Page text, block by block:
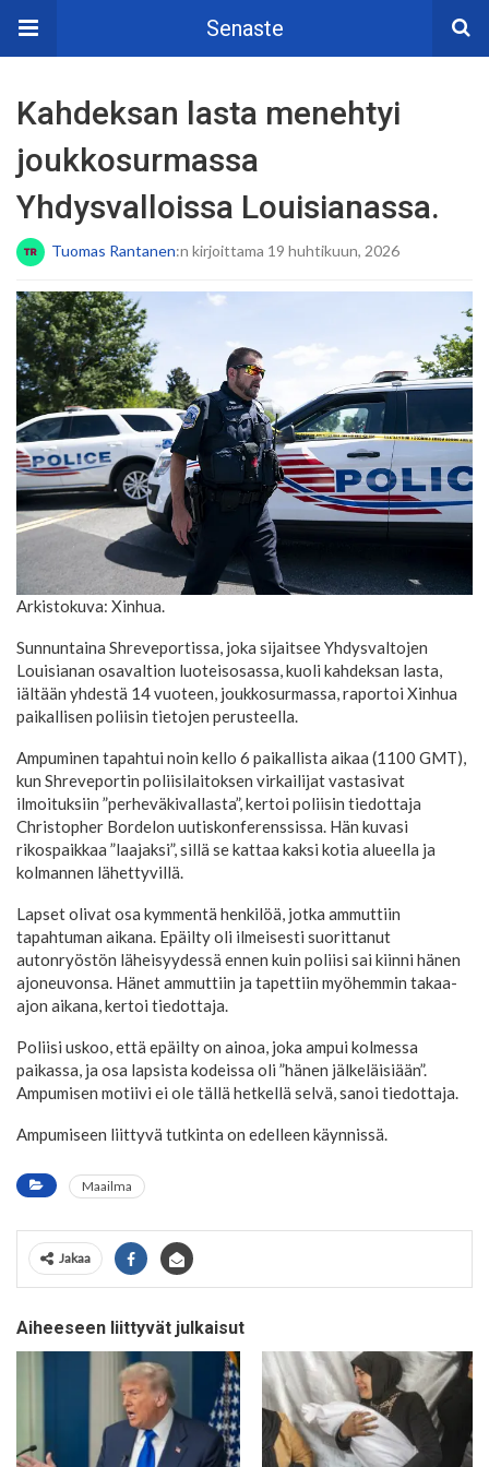
Senaste
Kahdeksan lasta menehtyi
joukkosurmassa
Yhdysvalloissa Louisianassa.
Tuomas Rantanen:n kirjoittama 19 huhtikuun, 2026
Arkistokuva: Xinhua.
Sunnuntaina Shreveportissa, joka sijaitsee Yhdysvaltojen
Louisianan osavaltion luoteisosassa, kuoli kahdeksan lasta,
iältään yhdestä 14 vuoteen, joukkosurmassa, raportoi Xinhua
paikallisen poliisin tietojen perusteella.
Ampuminen tapahtui noin kello 6 paikallista aikaa (1100 GMT),
kun Shreveportin poliisilaitoksen virkailijat vastasivat
ilmoituksiin ”perheväkivallasta”, kertoi poliisin tiedottaja
Christopher Bordelon uutiskonferenssissa. Hän kuvasi
rikospaikkaa ”laajaksi”, sillä se kattaa kaksi kotia alueella ja
kolmannen lähettyvillä.
Lapset olivat osa kymmentä henkilöä, jotka ammuttiin
tapahtuman aikana. Epäilty oli ilmeisesti suorittanut
autonryöstön läheisyydessä ennen kuin poliisi sai kiinni hänen
ajoneuvonsa. Hänet ammuttiin ja tapettiin myöhemmin takaa-
ajon aikana, kertoi tiedottaja.
Poliisi uskoo, että epäilty on ainoa, joka ampui kolmessa
paikassa, ja osa lapsista kodeissa oli ”hänen jälkeläisiään”.
Ampumisen motiivi ei ole tällä hetkellä selvä, sanoi tiedottaja.
Ampumiseen liittyvä tutkinta on edelleen käynnissä.
Maailma
Jakaa
Aiheeseen liittyvät julkaisut